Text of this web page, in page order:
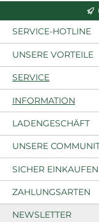
SERVICE-HOTLINE
UNSERE VORTEILE
SERVICE
INFORMATION
LADENGESCHÄFT
UNSERE
SICHER EINKAUFEN
ZAHLUNGSARTEN
NEWSLETTER